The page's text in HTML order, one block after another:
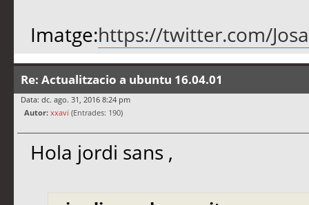
Imatge:https://twitter.com/
Re: Actualitzacio a ubuntu 16.04.01
Data: dc. ago. 31, 2016 8:24 pm
Autor: xxavi (Entrades: 190)
Hola jordi sans ,